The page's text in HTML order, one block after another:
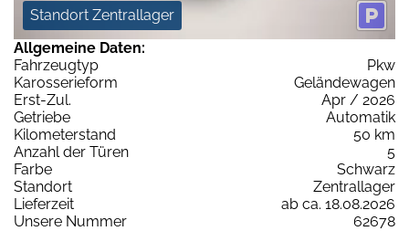
Standort Zentrallager
Allgemeine Daten:
Fahrzeugtyp
Pkw
Karosserieform
Geländewagen
Erst-Zul.
Apr / 2026
Getriebe
Automatik
Kilometerstand
50 km
Anzahl der Türen
5
Farbe
Schwarz
Standort
Zentrallager
Lieferzeit
ab ca. 18.08.2026
Unsere Nummer
62678